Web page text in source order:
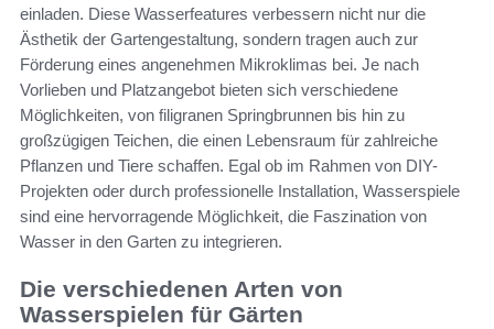
einladen. Diese Wasserfeatures verbessern nicht nur die
Ästhetik der Gartengestaltung, sondern tragen auch zur
Förderung eines angenehmen Mikroklimas bei. Je nach
Vorlieben und Platzangebot bieten sich verschiedene
Möglichkeiten, von filigranen Springbrunnen bis hin zu
großzügigen Teichen, die einen Lebensraum für zahlreiche
Pflanzen und Tiere schaffen. Egal ob im Rahmen von DIY-
Projekten oder durch professionelle Installation, Wasserspiele
sind eine hervorragende Möglichkeit, die Faszination von
Wasser in den Garten zu integrieren.
Die verschiedenen Arten von
Wasserspielen für Gärten